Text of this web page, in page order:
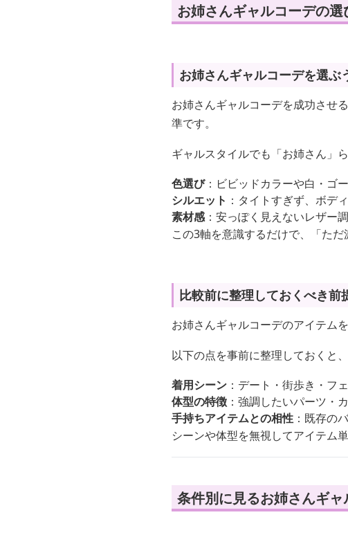
お姉さんギャルコーデの
お姉さんギャルコーデを選ぶ
お姉さんギャルコーデを成功させる
準です。
ギャルスタイルでも「お姉さん」
色選び：ビビッドカラーや白・ゴ
シルエット ：タイトすぎず、ボデ
素材感：安っぽく見えないレザー
この3軸を意識するだけで、「た
比較前に整理しておくべき前
お姉さんギャルコーデのアイテムを
以下の点を事前に整理しておくと
着用シーン ：デート・街歩き・フ
体型の特徴 ：強調したいパーツ・
手持ちアイテムとの相性 ：既存の
シーンや体型を無視してアイテム
条件別に見るお姉さんギ